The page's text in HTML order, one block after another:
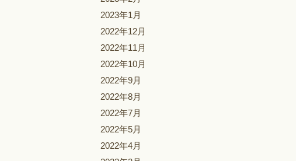
2023年1月
2022年12月
2022年11月
2022年10月
2022年9月
2022年8月
2022年7月
2022年5月
2022年4月